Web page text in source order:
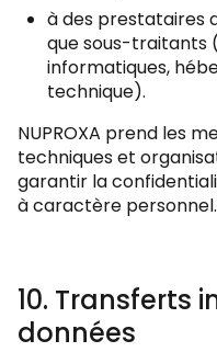
à des prestataires
que sous-traitants
informatiques,
technique).
NUPROXA prend les
techniques et
garantir la
à caractère personnel.
10. Transferts
données